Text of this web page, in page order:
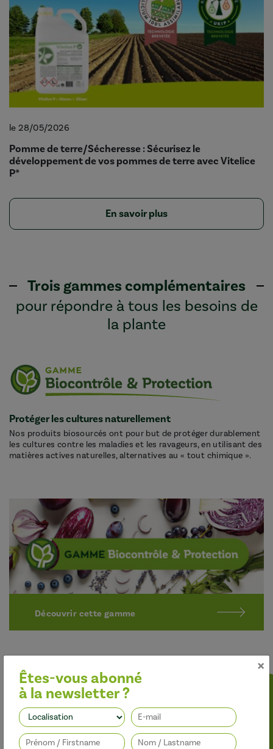
le 28/05/2026
Pomme de terre/Sécheresse : Sécurisez le
développement de vos pommes de terre avec Vitelice
P*
En savoir plus
Trois gammes complémentaires
pour répondre à tous les besoins de
la plante
Protéger les cultures naturellement
Nos produits biosourcés ont pour but de protéger durablement
les cultures contre les maladies et les ravageurs, en utilisant des
matières actives naturelles, alternatives au « tout chimique ».
Découvrir cette gamme
Optimiser l’efficacité des traitements
Nos adjuvants permettent d’améliorer l’efficacité des
herbicides, des fongicides, des insecticides et des régulateurs de
×
Êtes-vous abonné
à la newsletter ?